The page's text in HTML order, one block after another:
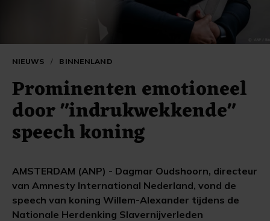
NIEUWS / BINNENLAND
Prominenten emotioneel
door "indrukwekkende"
speech koning
AMSTERDAM (ANP) - Dagmar Oudshoorn, directeur
van Amnesty International Nederland, vond de
speech van koning Willem-Alexander tijdens de
Nationale Herdenking Slavernijverleden